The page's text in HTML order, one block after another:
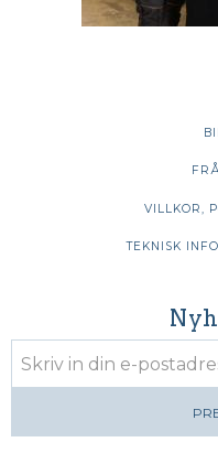
VILLKOR,
TEKNISK